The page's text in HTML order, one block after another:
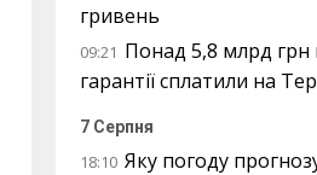
гривень
09:21 Понад 5,8 млрд грн
гарантії сплатили на
7 Серпня
18:10 Яку погоду